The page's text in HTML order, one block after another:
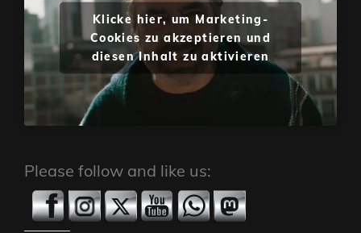
Klicke hier, um Marketing-
Cookies zu akzeptieren und
diesen Inhalt zu aktivieren
Please follow and like us: